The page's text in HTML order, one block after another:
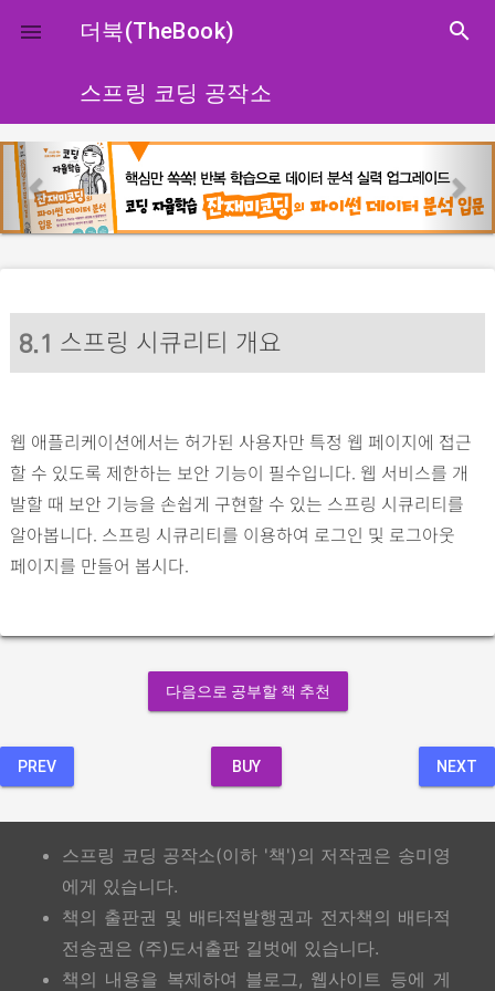
close
 더북(TheBook) search
스프링 코딩 공작소
p
r
e
o
u
s
e
x
8.1 스프링 시큐리티 개요
웹 애플리케이션에서는 허가된 사용자만 특정 웹 페이지에 접근
할 수 있도록 제한하는 보안 기능이 필수입니다. 웹 서비스를 개
발할 때 보안 기능을 손쉽게 구현할 수 있는 스프링 시큐리티를
알아봅니다. 스프링 시큐리티를 이용하여 로그인 및 로그아웃
페이지를 만들어 봅시다.
다음으로 공부할 책 추천
PREV BUY NEXT
스프링 코딩 공작소(이하 '책')의 저작권은 송미영
에게 있습니다.
책의 출판권 및 배타적발행권과 전자책의 배타적
전송권은 (주)도서출판 길벗에 있습니다.
책의 내용을 복제하여 블로그, 웹사이트 등에 게